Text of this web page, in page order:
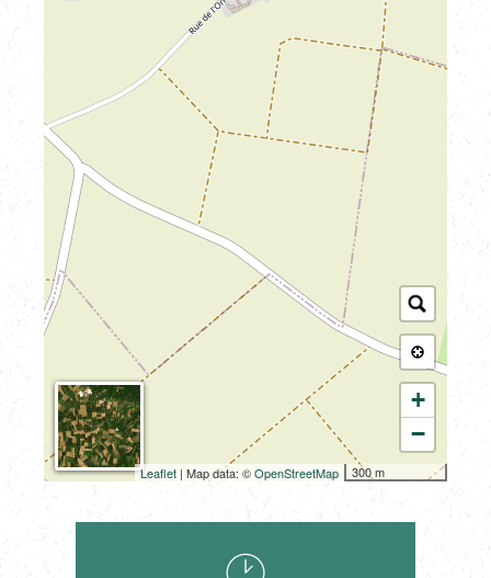
+
−
300 m
Leaflet| Map data: ©OpenStreetMap